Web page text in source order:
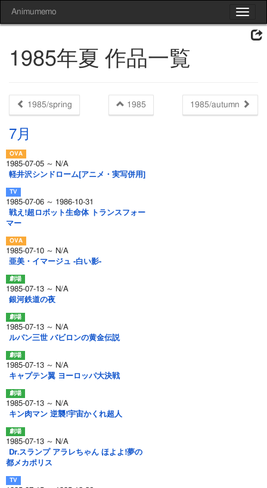
Toggle
Animumemo
1985年夏 作品一覧
1985/spring 1985 1985/autumn
7月
1985-07-05 ～ N/A
軽井沢シンドローム[アニメ・実写併用]
1985-07-06 ～ 1986-10-31
戦え!超ロボット生命体 トランスフォー
マー
1985-07-10 ～ N/A
亜美・イマージュ -白い影-
1985-07-13 ～ N/A
銀河鉄道の夜
1985-07-13 ～ N/A
ルパン三世 バビロンの黄金伝説
1985-07-13 ～ N/A
キャプテン翼 ヨーロッパ大決戦
1985-07-13 ～ N/A
キン肉マン 逆襲!宇宙かくれ超人
1985-07-13 ～ N/A
Dr.スランプ アラレちゃん ほよよ!夢の
都メカポリス